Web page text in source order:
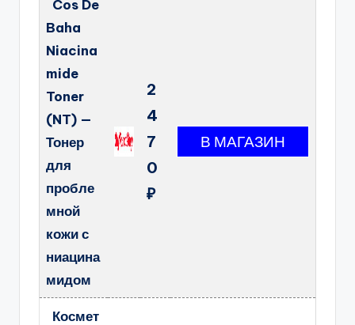
Cos De
Baha
Niacina
mide
Toner
(NT) —
Тонер
для
пробле
мной
кожи с
ниацина
мидом
2
4
7
0
₽
Космет